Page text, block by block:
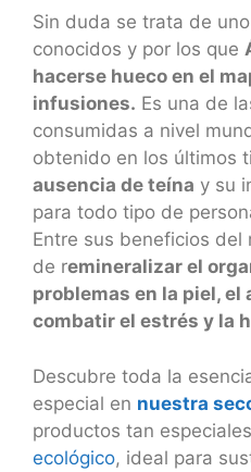
Sin duda se trata de
conocidos y por los que
hacerse hueco en el
infusiones. Es una de
consumidas a nivel
obtenido en los últimos
ausencia de teína y su
para todo tipo de
Entre sus beneficios del
de remineralizar el
problemas en la piel,
combatir el estrés y la
Descubre toda la
especial en nuestra
productos tan
ecológico, ideal para